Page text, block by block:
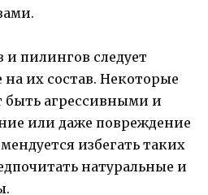
пилингов следует
их состав. Некоторые
быть агрессивными и
или даже повреждение
избегать таких
натуральные и